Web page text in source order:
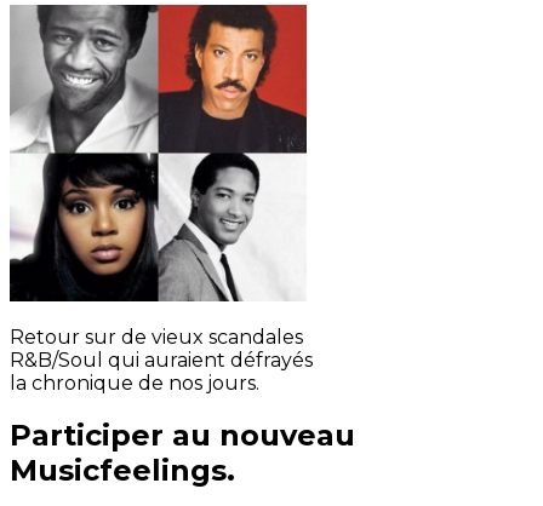
Retour sur de vieux scandales
R&B/Soul qui auraient défrayés
la chronique de nos jours.
Participer au nouveau
Musicfeelings.